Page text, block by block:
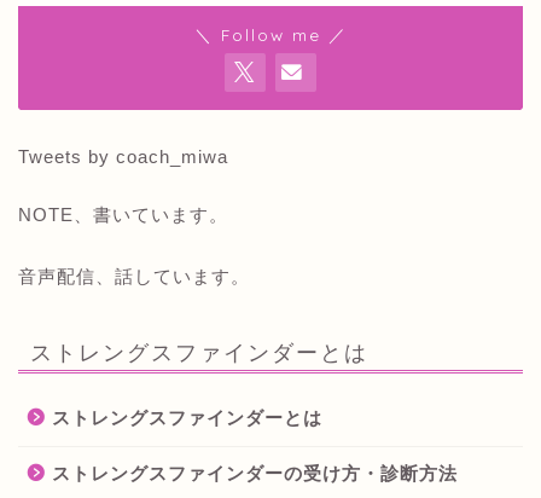
＼ Follow me ／
Tweets by coach_miwa
NOTE、書いています。
音声配信、話しています。
ストレングスファインダーとは
ストレングスファインダーとは
ストレングスファインダーの受け方・診断方法